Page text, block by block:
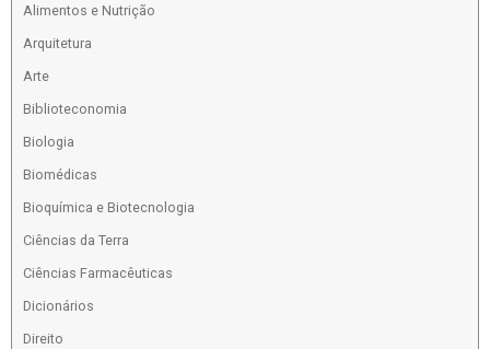
Alimentos e Nutrição
Arquitetura
Arte
Biblioteconomia
Biologia
Biomédicas
Bioquímica e Biotecnologia
Ciências da Terra
Ciências Farmacêuticas
Dicionários
Direito